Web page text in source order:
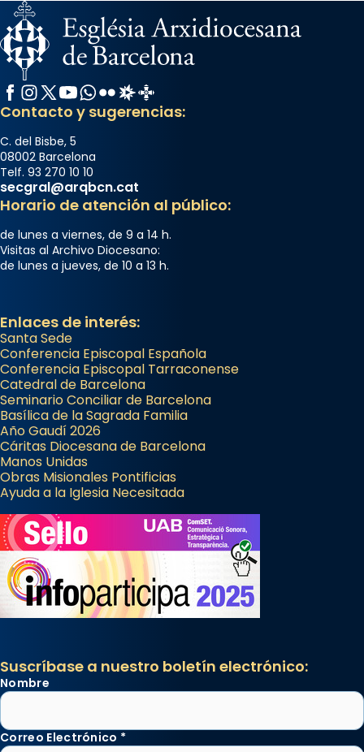
Facebook
Instagram
X / Twitter
YouTube
WhatsApp
FlickrRadio Estel
Catalunya Cristiana
Contacto y sugerencias:
C. del Bisbe, 5
08002 Barcelona
Telf. 93 270 10 10
secgral@arqbcn.cat
Horario de atención al público:
de lunes a viernes, de 9 a 14 h.
Visitas al Archivo Diocesano:
de lunes a jueves, de 10 a 13 h.
Enlaces de interés:
Santa Sede
Conferencia Episcopal Española
Conferencia Episcopal Tarraconense
Catedral de Barcelona
Seminario Conciliar de Barcelona
Basílica de la Sagrada Familia
Año Gaudí 2026
Cáritas Diocesana de Barcelona
Manos Unidas
Obras Misionales Pontificias
Ayuda a la Iglesia Necesitada
Suscríbase a nuestro boletín electrónico:
Nombre
Correo Electrónico *